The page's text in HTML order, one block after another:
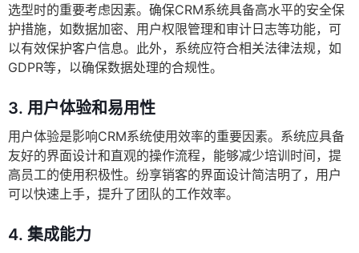
选型时的重要考虑因素。确保CRM系统具备高水平的安全保
护措施，如数据加密、用户权限管理和审计日志等功能，可
以有效保护客户信息。此外，系统应符合相关法律法规，如
GDPR等，以确保数据处理的合规性。
3. 用户体验和易用性
用户体验是影响CRM系统使用效率的重要因素。系统应具备
友好的界面设计和直观的操作流程，能够减少培训时间，提
高员工的使用积极性。纷享销客的界面设计简洁明了，用户
可以快速上手，提升了团队的工作效率。
4. 集成能力